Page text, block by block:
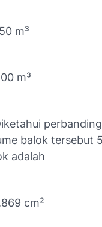
m³
m³
balok tersebut
adalah
cm²